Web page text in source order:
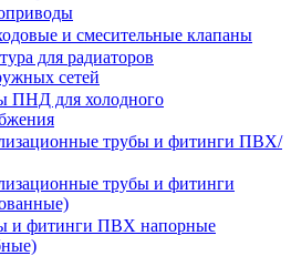
и смесительные клапаны
для радиаторов
сетей
ПНД для холодного
трубы и фитинги ПВХ/
трубы и фитинги
и фитинги ПВХ напорные